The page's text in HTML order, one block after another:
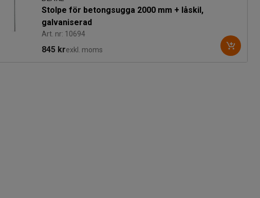
Stolpe för betongsugga 2000 mm + låskil,
galvaniserad
Art. nr: 10694
845 krexkl. moms